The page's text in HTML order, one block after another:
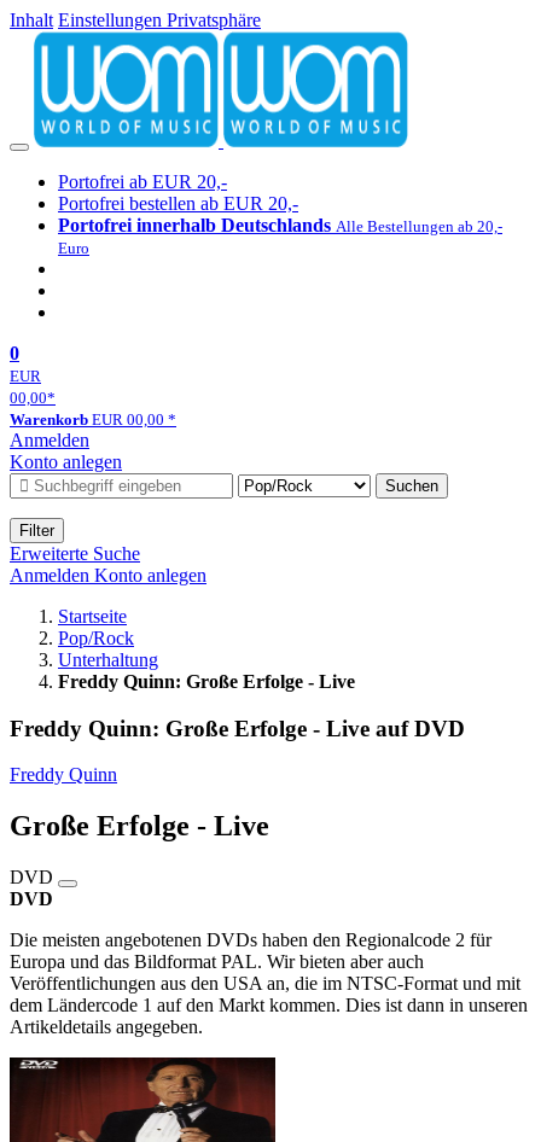
Inhalt Einstellungen Privatsphäre
Portofrei ab EUR 20,-
Portofrei bestellen ab EUR 20,-
Portofrei innerhalb Deutschlands Alle Bestellungen ab 20,-
Euro
0
EUR
00,00*
Warenkorb EUR 00,00 *
Anmelden
Konto anlegen
Suchen
Filter
Erweiterte Suche
Anmelden Konto anlegen
Startseite
Pop/Rock
Unterhaltung
Freddy Quinn: Große Erfolge - Live
Freddy Quinn: Große Erfolge - Live auf DVD
Freddy Quinn
Große Erfolge - Live
DVD
DVD
Die meisten angebotenen DVDs haben den Regionalcode 2 für
Europa und das Bildformat PAL. Wir bieten aber auch
Veröffentlichungen aus den USA an, die im NTSC-Format und mit
dem Ländercode 1 auf den Markt kommen. Dies ist dann in unseren
Artikeldetails angegeben.